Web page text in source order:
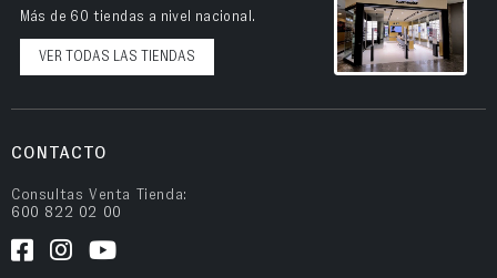
Más de 60 tiendas a nivel nacional.
VER TODAS LAS TIENDAS
CONTACTO
Consultas Venta Tienda:
600 822 02 00